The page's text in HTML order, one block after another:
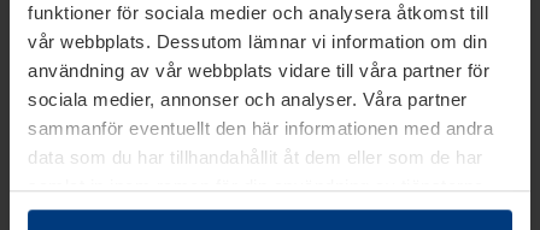
funktioner för sociala medier och analysera åtkomst till
vår webbplats. Dessutom lämnar vi information om din
användning av vår webbplats vidare till våra partner för
sociala medier, annonser och analyser. Våra partner
sammanför eventuellt den här informationen med andra
data som du har tillhandahållit åt dem eller som de har
samlat in inom ramen för din användning av tjänsterna.
Juridiskt kan vi lagra kakor på din enhet, om de är